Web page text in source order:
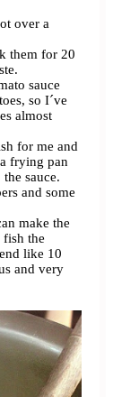
over a
them for 20
sauce
so I´ve
almost
for me and
frying pan
sauce.
and some
make the
fish the
like 10
and very